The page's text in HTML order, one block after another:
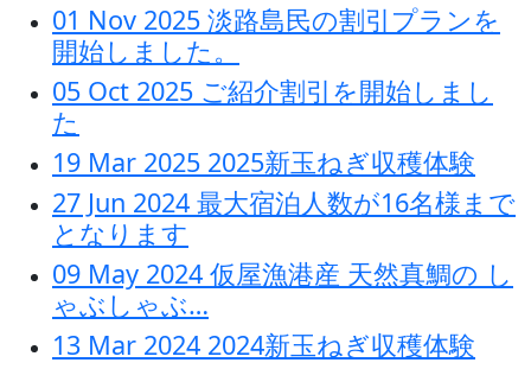
01 Nov 2025 淡路島民の割引プランを
開始しました。
05 Oct 2025 ご紹介割引を開始しまし
た
19 Mar 2025 2025新玉ねぎ収穫体験
27 Jun 2024 最大宿泊人数が16名様まで
となります
09 May 2024 仮屋漁港産 天然真鯛の し
ゃぶしゃぶ…
13 Mar 2024 2024新玉ねぎ収穫体験